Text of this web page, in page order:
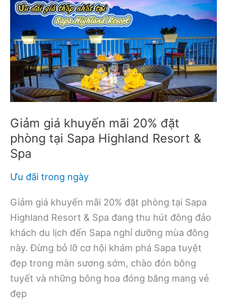
khai
AVS
Hotel
Phú
Quốc
Giảm giá khuyến mãi 20% đặt
phòng tại Sapa Highland Resort &
Spa
Ưu đãi trong ngày
Giảm giá khuyến mãi 20% đặt phòng tại Sapa
Highland Resort & Spa đang thu hút đông đảo
khách du lịch đến Sapa nghỉ dưỡng mùa đông
này. Đừng bỏ lỡ cơ hội khám phá Sapa tuyệt
đẹp trong màn sương sớm, chào đón bông
tuyết và những bông hoa đóng băng mang vẻ
đẹp